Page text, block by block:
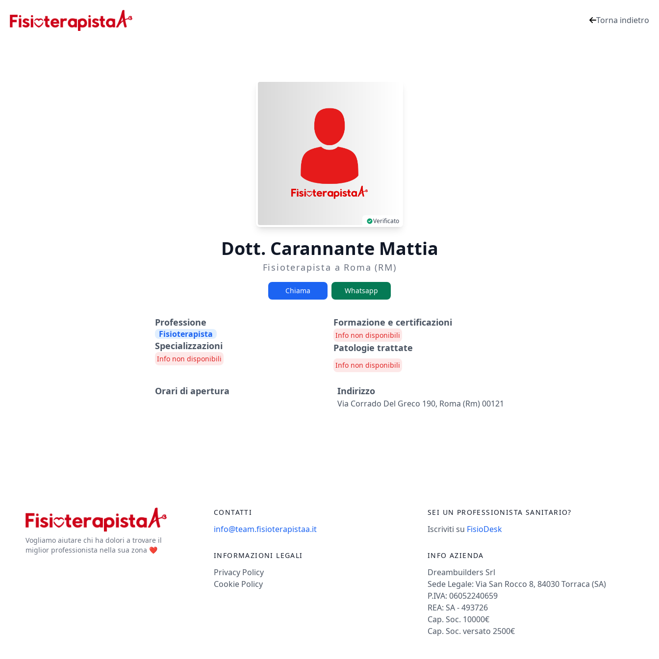
Torna indietro
Verificato
Dott. Carannante Mattia
Fisioterapista a Roma (RM)
Chiama Whatsapp
Professione
Fisioterapista
Specializzazioni
Info non disponibili
Formazione e certificazioni
Info non disponibili
Patologie trattate
Info non disponibili
Orari di apertura Indirizzo
Via Corrado Del Greco 190, Roma (rm) 00121
Vogliamo aiutare chi ha dolori a trovare il
miglior professionista nella sua zona ❤️
CONTATTI
info@team.fisioterapistaa.it
INFORMAZIONI LEGALI
Privacy Policy
Cookie Policy
SEI UN PROFESSIONISTA SANITARIO?
Iscriviti su FisioDesk
INFO AZIENDA
Dreambuilders Srl
Sede Legale: Via San Rocco 8, 84030 Torraca (SA)
P.IVA: 06052240659
REA: SA - 493726
Cap. Soc. 10000€
Cap. Soc. versato 2500€